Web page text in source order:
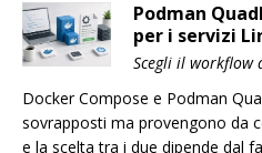
Podman
per i servizi
Scegli il workflow
Docker Compose e Podman
sovrapposti ma provengono da
e la scelta tra i due dipende dal